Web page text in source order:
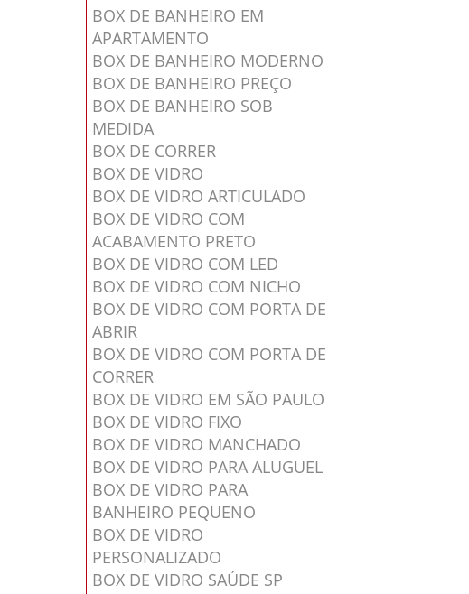
BOX DE BANHEIRO EM
APARTAMENTO
BOX DE BANHEIRO MODERNO
BOX DE BANHEIRO PREÇO
BOX DE BANHEIRO SOB
MEDIDA
BOX DE CORRER
BOX DE VIDRO
BOX DE VIDRO ARTICULADO
BOX DE VIDRO COM
ACABAMENTO PRETO
BOX DE VIDRO COM LED
BOX DE VIDRO COM NICHO
BOX DE VIDRO COM PORTA DE
ABRIR
BOX DE VIDRO COM PORTA DE
CORRER
BOX DE VIDRO EM SÃO PAULO
BOX DE VIDRO FIXO
BOX DE VIDRO MANCHADO
BOX DE VIDRO PARA ALUGUEL
BOX DE VIDRO PARA
BANHEIRO PEQUENO
BOX DE VIDRO
PERSONALIZADO
BOX DE VIDRO SAÚDE SP